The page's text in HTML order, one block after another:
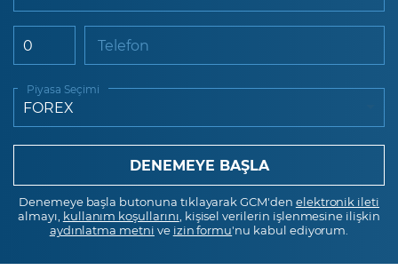
Telefon
Piyasa Seçimi
Denemeye başla butonuna tıklayarak GCM'den elektronik ileti
almayı, kullanım koşullarını , kişisel verilerin işlenmesine ilişkin
aydınlatma metni ve izin formu'nu kabul ediyorum.